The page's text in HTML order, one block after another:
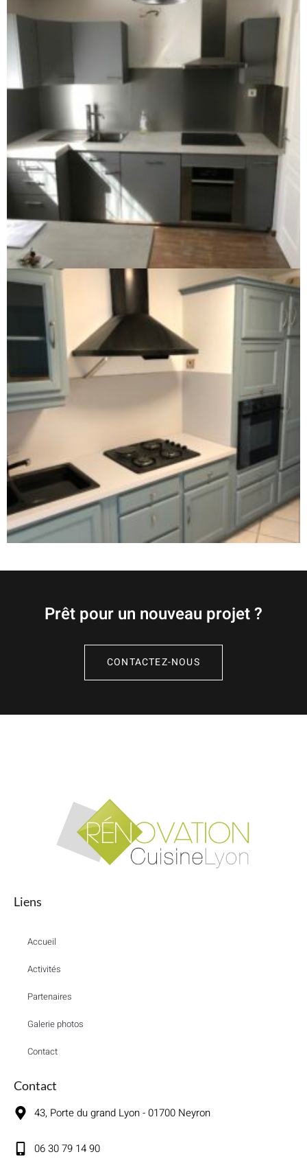
Prêt pour un nouveau projet ?
CONTACTEZ-NOUS
Liens
Accueil
Activités
Partenaires
Galerie photos
Contact
Contact
43, Porte du grand Lyon - 01700 Neyron
06 30 79 14 90